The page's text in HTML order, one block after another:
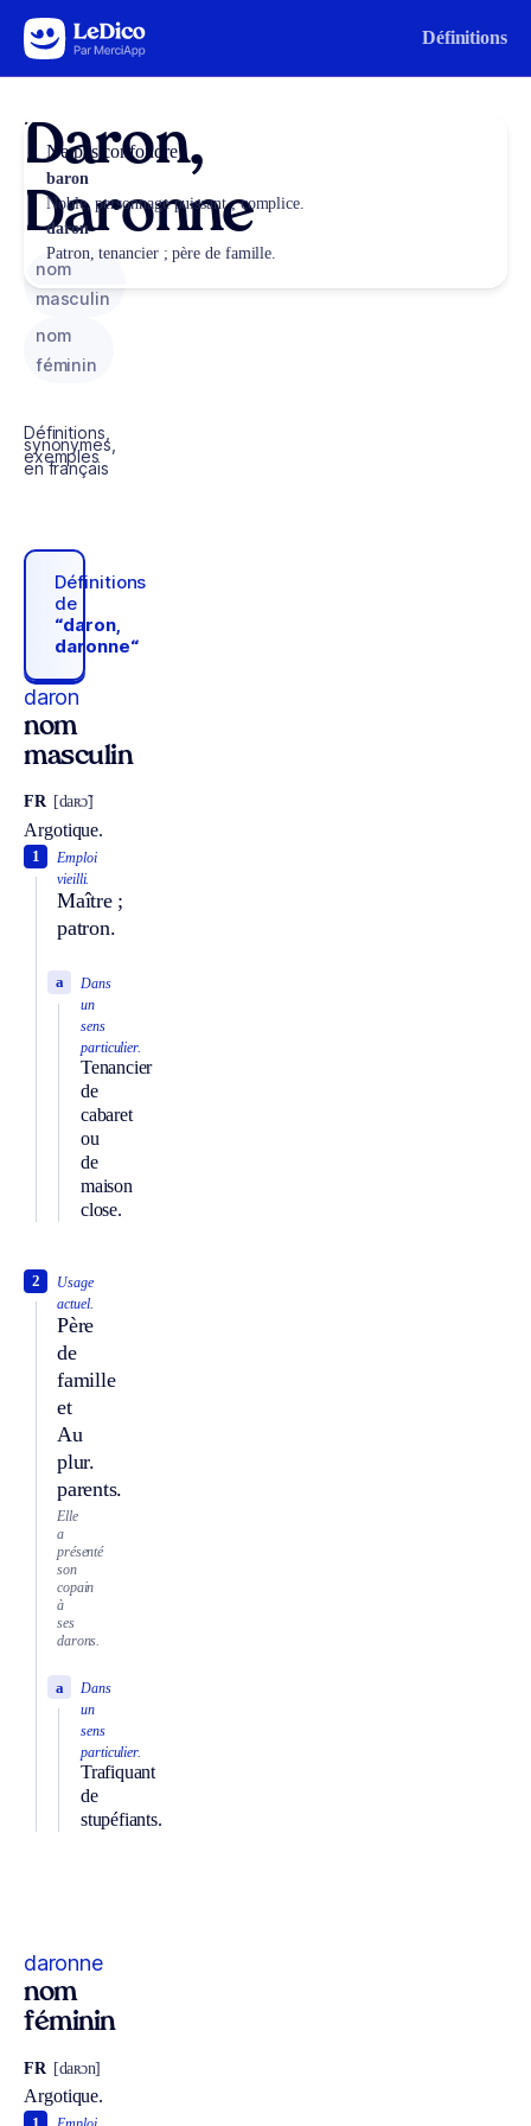
Aller au contenu Définitions
Daron,
Daronne
nom
masculin
nom
féminin
Définitions,
synonymes,
exemples
en français
Définitions
de
“daron,
daronne“
daron
nom
masculin
FR [daʀɔ̃]
Argotique.
Emploi
vieilli.
Maître ;
patron.
1
Dans
un
sens
particulier.
Tenancier
de
cabaret
ou
de
maison
close.
a
Usage
actuel.
Père
de
famille
et
Au
plur.
parents.
2
Elle
a
présenté
son
copain
à
ses
darons.
Dans
un
sens
particulier.
Trafiquant
de
stupéfiants.
a
daronne
nom
féminin
FR [daʀɔn]
Argotique.
Ne pas confondre
baron
Noble, personnage puissant ; complice.
daron
Patron, tenancier ; père de famille.